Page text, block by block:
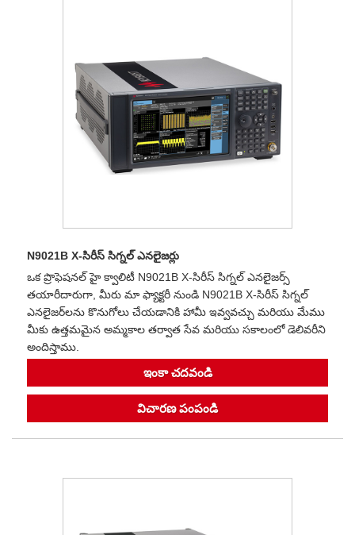
N9021B X-సిరీస్ సిగ్నల్ ఎనలైజర్లు
ఒక ప్రొఫెషనల్ హై క్వాలిటీ N9021B X-సిరీస్ సిగ్నల్ ఎనలైజర్స్
తయారీదారుగా, మీరు మా ఫ్యాక్టరీ నుండి N9021B X-సిరీస్ సిగ్నల్
ఎనలైజర్‌లను కొనుగోలు చేయడానికి హామీ ఇవ్వవచ్చు మరియు మేము
మీకు ఉత్తమమైన అమ్మకాల తర్వాత సేవ మరియు సకాలంలో డెలివరీని
అందిస్తాము.
ఇంకా చదవండి
విచారణ పంపండి